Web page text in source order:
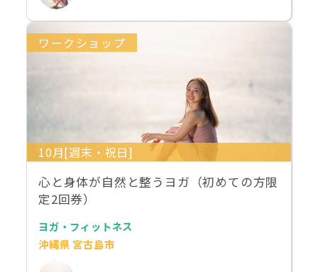
ワークショップ
10月[週末・祝日]
心と身体が自然と整うヨガ（初めての方限
定2回券）
ヨガ・フィットネス
沖縄県 宮古島市